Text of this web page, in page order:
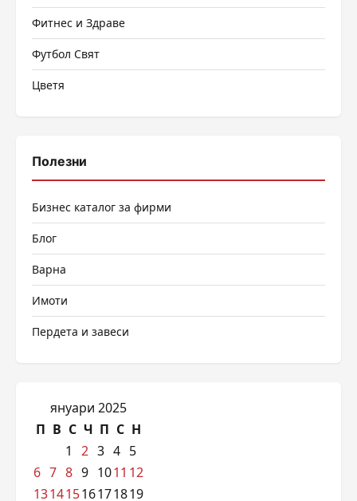
Фитнес и Здраве
Футбол Свят
Цветя
Полезни
Бизнес каталог за фирми
Блог
Варна
Имоти
Пердета и завеси
януари 2025
П В С Ч П С Н
1
2 3 4 5
6 7 8 9 1011 12
13141516171819